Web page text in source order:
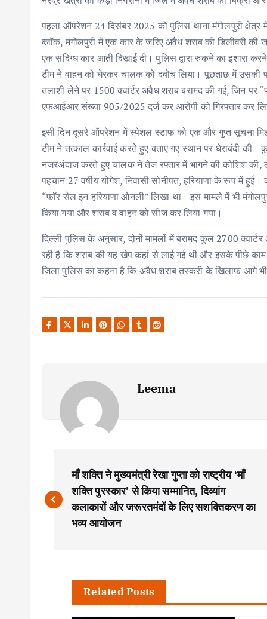
पहला ऑपरेशन 24 दिसंबर 2025 को पुलिस थाना मंगोलपुरी क्षेत्र
ब्लॉक, मंगोलपुरी में एक कार के जरिए अवैध शराब की डिलीवरी
एक संदिग्ध कार आती दिखाई दी। पुलिस द्वारा रुकने का इशारा
टीम ने वाहन को घेरकर चालक को दबोच लिया। पूछताछ में उसकी
तलाशी लेने पर 1500 क्वार्टर अवैध शराब बरामद की गई, जिन
एफआईआर संख्या 905/2025 दर्ज कर आरोपी को गिरफ्तार कर
इसी दिन दूसरे ऑपरेशन में स्पेशल स्टाफ को एक और गुप्त सूचना
टीम ने तत्काल कार्रवाई करते हुए बताए गए स्थान पर घेराबंदी
नजरअंदाज करते हुए चालक ने तेज रफ्तार में भागने की कोशिश की,
पहचान 27 वर्षीय योगेश, निवासी सोनीपत, हरियाणा के रूप में
“फॉर सेल इन हरियाणा ओनली” लिखा था। इस मामले में भी
किया गया और शराब व वाहन को सीज कर लिया गया।
दिल्ली पुलिस के अनुसार, दोनों मामलों में बरामद कुल 2700
रही है कि शराब की यह खेप कहां से लाई गई थी और इसके पीछे
जिला पुलिस का कहना है कि अवैध शराब तस्करी के खिलाफ आगे भी
Leema
o
माँ शक्ति ने मुख्यमंत्री रेखा गुप्ता को राष्ट्रीय ‘माँ
शक्ति पुरस्कार’ से किया सम्मानित, दिव्यांग
कलाकारों और जरूरतमंदों के लिए सशक्तिकरण का
भव्य आयोजन
Related Posts